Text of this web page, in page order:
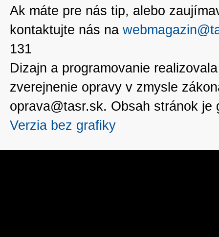
Ak máte pre nás tip, alebo
kontaktujte nás na
131
Dizajn a programovanie
zverejnenie opravy v zmysle
oprava@tasr.sk. Obsah stránok
Verzia bez grafiky